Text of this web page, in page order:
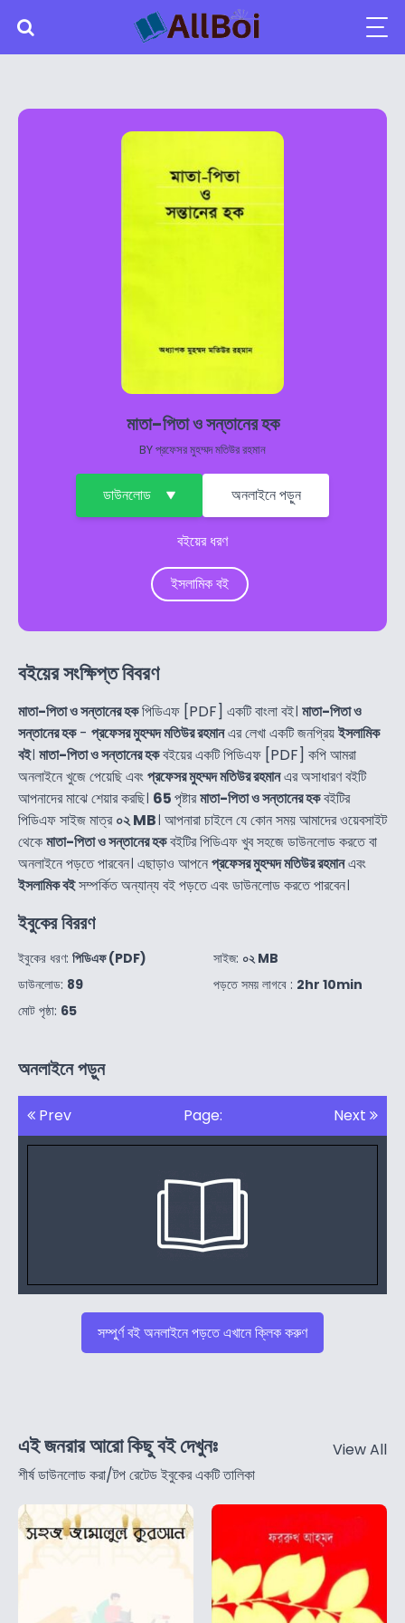
মাতা-পিতা ও সন্তানের হক
BYপ্রফেসর মুহম্মদ মতিউর রহমান
ডাউনলোড অনলাইনে পড়ুন
বইয়ের ধরণ
ইসলামিক বই
বইয়ের সংক্ষিপ্ত বিবরণ
মাতা-পিতা ও সন্তানের হকপিডিএফ [PDF] একটি বাংলা বই। মাতা-পিতা ও
সন্তানের হক- প্রফেসর মুহম্মদ মতিউর রহমানএর লেখা একটি জনপ্রিয়ইসলামিক
বই। মাতা-পিতা ও সন্তানের হকবইয়ের একটি পিডিএফ [PDF] কপি আমরা
অনলাইনে খুজে পেয়েছি এবংপ্রফেসর মুহম্মদ মতিউর রহমানএর অসাধারণ বইটি
আপনাদের মাঝে শেয়ার করছি। 65পৃষ্টারমাতা-পিতা ও সন্তানের হকবইটির
পিডিএফ সাইজ মাত্র০২ MB। আপনারা চাইলে যে কোন সময় আমাদের ওয়েবসাইট
থেকেমাতা-পিতা ও সন্তানের হকবইটির পিডিএফ খুব সহজে ডাউনলোড করতে বা
অনলাইনে পড়তে পারবেন। এছাড়াও আপনেপ্রফেসর মুহম্মদ মতিউর রহমানএবং
ইসলামিক বইসম্পর্কিত অন্যান্য বই পড়তে এবং ডাউনলোড করতে পারবেন।
ইবুকের বিররণ
ইবুকের ধরণ: পিডিএফ (PDF)
ডাউনলোড: 89
মোট পৃষ্ঠা: 65
সাইজ: ০২ MB
পড়তে সময় লাগবে : 2hr 10min
অনলাইনে পড়ুন
Prev Page: Next
সম্পুর্ণ বই অনলাইনে পড়তে এখানে ক্লিক করুণ
এই জনরার আরো কিছু বই দেখুনঃ
শীর্ষ ডাউনলোড করা/টপ রেটেড ইবুকের একটি তালিকা
View All